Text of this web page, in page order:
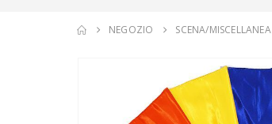
NEGOZIO SCENA/MISCELLANEA